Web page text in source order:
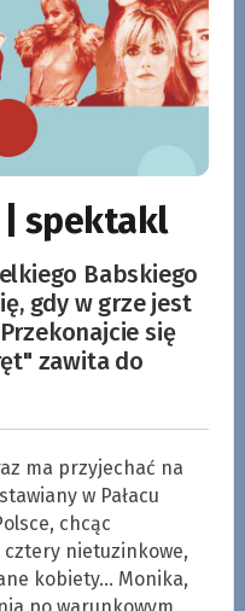
spektakl
Babskiego
gdy w grze jest
się
zawita do
ma przyjechać na
w Pałacu
chcąc
cztery nietuzinkowe,
kobiety… Monika,
po warunkowym